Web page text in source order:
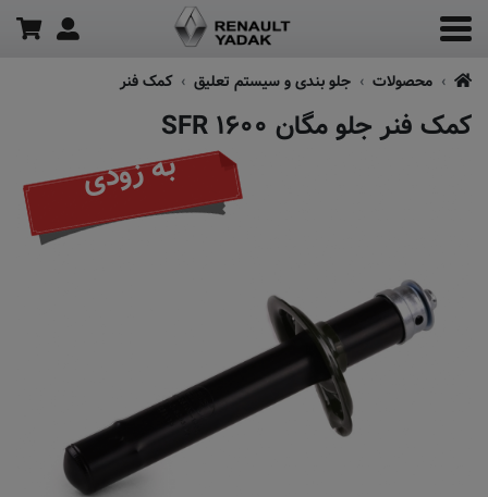
محصولات جلو بندی و سیستم تعلیق کمک فنر
کمک فنر جلو مگان ۱۶۰۰ SFR
به زودی